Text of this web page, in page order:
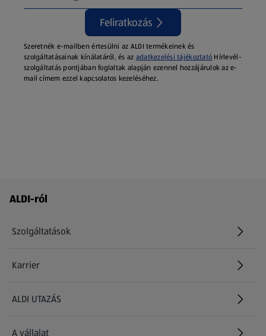
Feliratkozás
Szeretnék e-mailben értesülni az ALDI termékeinek és
szolgáltatásainak kínálatáról, és az adatkezelési tájékoztató Hírlevél-
szolgáltatás pontjában foglaltak alapján ezennel hozzájárulok az e-
mail címem ezzel kapcsolatos kezeléséhez.
Láblécmenü - további linkek
ALDI-ról
Szolgáltatások
Karrier
(új oldalon nyílik meg)
ALDI UTAZÁS
(új oldalon nyílik meg)
A vállalat